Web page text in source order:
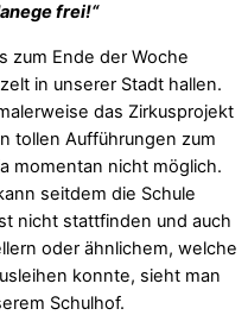
frei!“
zum Ende der Woche
in unserer Stadt hallen.
das Zirkusprojekt
tollen Aufführungen zum
momentan nicht möglich.
seitdem die Schule
nicht stattfinden und auch
oder ähnlichem, welche
konnte, sieht man
Schulhof.